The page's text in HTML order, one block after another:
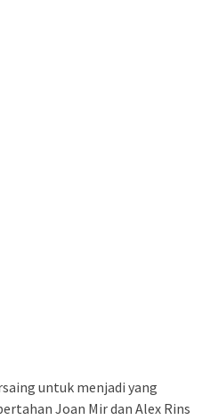
untuk menjadi yang
Joan Mir dan Alex Rins